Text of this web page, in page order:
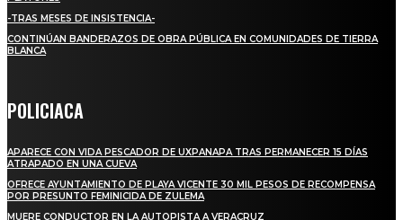
-TRAS MESES DE INSISTENCIA-
CONTINÚAN BANDERAZOS DE OBRA PÚBLICA EN COMUNIDADES DE TIERRA
BLANCA
POLICIACA
APARECE CON VIDA PESCADOR DE UXPANAPA TRAS PERMANECER 15 DÍAS
ATRAPADO EN UNA CUEVA
OFRECE AYUNTAMIENTO DE PLAYA VICENTE 30 MIL PESOS DE RECOMPENSA
POR PRESUNTO FEMINICIDA DE ZULEMA
MUERE CONDUCTOR EN LA AUTOPISTA A VERACRUZ